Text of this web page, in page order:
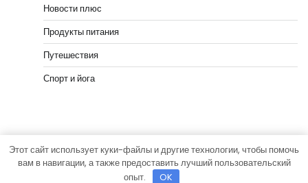
Новости плюс
Продукты питания
Путешествия
Спорт и йога
Copyright © 2026vip-hata.ruТема News Bank от
Этот сайт использует куки-файлы и другие технологии, чтобы помочь
вам в навигации, а также предоставить лучший пользовательский
опыт.
OK